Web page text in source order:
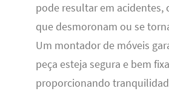
pode resultar em acidentes,
que desmoronam ou se
Um montador de móveis
peça esteja segura e bem
proporcionando